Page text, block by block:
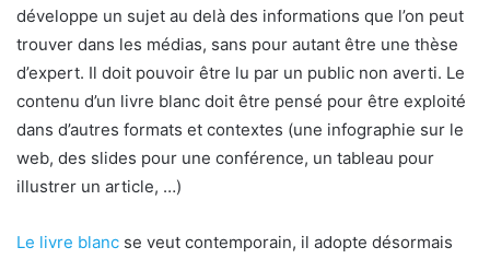
développe un sujet au delà des informations que l’on peut
trouver dans les médias, sans pour autant être une thèse
d’expert. Il doit pouvoir être lu par un public non averti. Le
contenu d’un livre blanc doit être pensé pour être exploité
dans d’autres formats et contextes (une infographie sur le
web, des slides pour une conférence, un tableau pour
illustrer un article, …)
Le livre blanc se veut contemporain, il adopte désormais